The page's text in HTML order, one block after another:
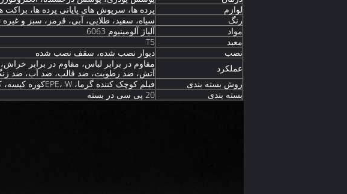
لوازم
پرده ها، سرپوش های پایانی پرده ها، براکت
رنگ
سیاه، سفید، طلایی، آبی، قرمز، سبز و
مواد
آلیاژ آلومینیوم 6063
معبد
T5
نصب
دیوار نصب شده، سقف نصب شده
عملکرد
مقاوم در برابر لباس، مقاوم در برابر
آتش، ضد رطوبت، ضد قالب، ضد آب، ضد
روش بسته بندی
فیلم کوچک کننده گرما، EPE، W کوره کیسه،
بسته بندی
20 پی سی در بسته